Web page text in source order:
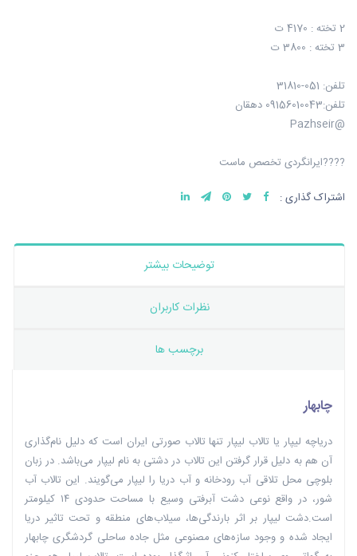
2 تخته : 4170 ت
3 تخته : 3800 ت
تلفن: 051-31810
تلفن:09156010043 دهقان
@Pazhseir
????ایرانگردی تخصص ماست
اشتراک گذاری :
توضیحات بیشتر
نظرات کاربران
برچسب ها
چابهار
دریاچه لیپار یا تالاب لیپار تنها تالاب صورتی ایران است که دلیل نام‌گذاری
آن هم به دلیل قرار گرفتن این تالاب در دشتی به نام لیپار می‌باشد. در زبان
بلوچی محل تلاقی آب رودخانه و آب دریا را لیپار می‌گویند. این تالاب آب
شور، در واقع نوعی دشت آبرفتی وسیع با مساحت حدودی ۱۴ کیلومتر
است.دشت لیپار بر اثر بارندگی‌ها، سیلاب‌های منطقه و تحت تاثیر دریا
ایجاد شده و وجود سازه‌های مصنوعی مثل جاده ساحلی گردشگری چابهار